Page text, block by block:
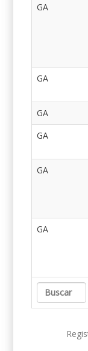
GA
GA
GA
GA
GA
GA